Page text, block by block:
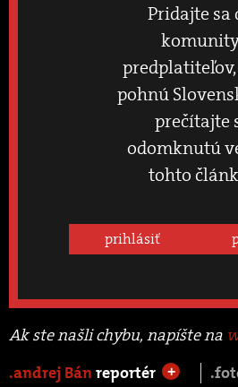
Pridajte sa
pohnú
prečítajte
odomknutú
tohto
prihlásiť
Ak ste našli chybu, napíšte na
.andrej Bán reportér +